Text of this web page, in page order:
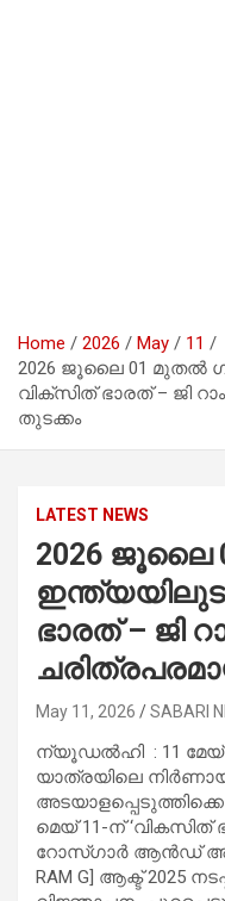
Home 2026 May
11
2026 ജൂലൈ 01 മുതൽ
വിക്സിത് ഭാരത് – ജി
തുടക്കം
LATEST NEWS
2026 ജൂലൈ
ഭാരത് – ജി
May 11, 2026 SABARI
ന്യൂഡൽഹി : 11 മേയ്
യാത്രയിലെ
മെയ് 11-ന്
റോസ്‌ഗാർ ആൻഡ്
RAM G] ആക്ട് 2025